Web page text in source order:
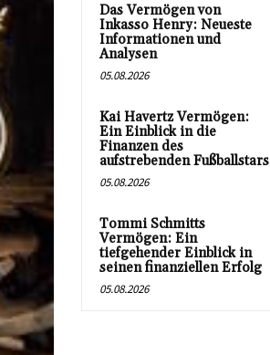
Das Vermögen von
Inkasso Henry: Neueste
Informationen und
Analysen
05.08.2026
Kai Havertz Vermögen:
Ein Einblick in die
Finanzen des
aufstrebenden Fußballstars
05.08.2026
Tommi Schmitts
Vermögen: Ein
tiefgehender Einblick in
seinen finanziellen Erfolg
05.08.2026